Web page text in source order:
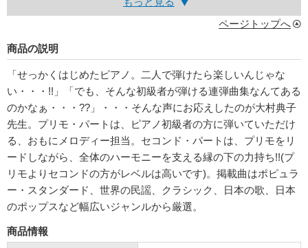
ページトップへ
商品の説明
「せっかくはじめたピアノ。二人で弾けたら楽しいんじゃな
い・・・!!」「でも、そんな初級者が弾ける連弾曲集なんてある
のかなぁ・・・??」・・・そんな声にお応えしたのが大村典子
先生。プリモ・パートは、ピアノ初級者の方に弾いていただけ
る、おもにメロディー担当。セコンド・パートは、プリモをリ
ードしながら、全体のハーモニーを支える縁の下の力持ち!!(プ
リモよりセコンドの方がレベルは高いです)。掲載曲はポピュラ
ー・スタンダード、世界の民謡、クラシック、日本の歌、日本
のポップスなど幅広いジャンルから厳選。
商品情報